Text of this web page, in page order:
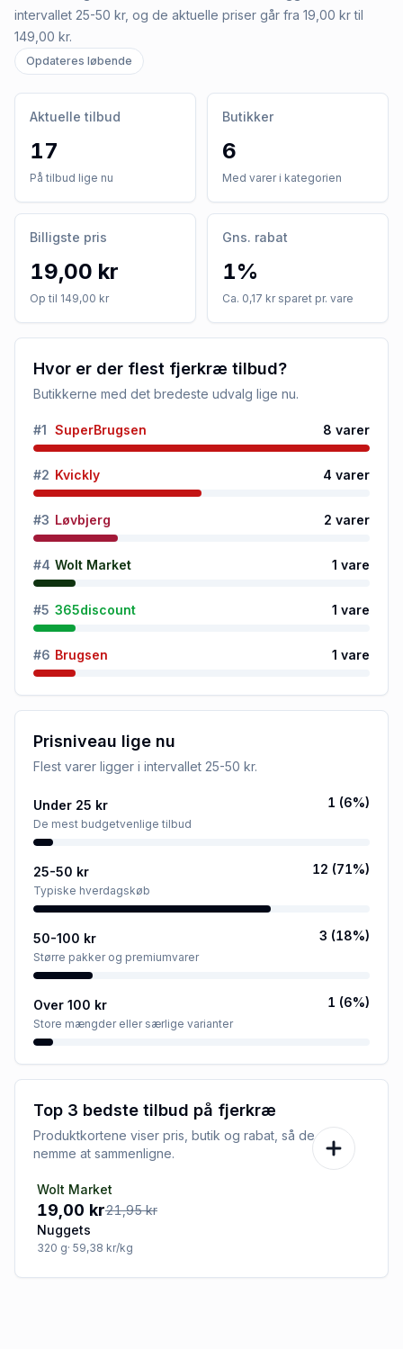
intervallet 25-50 kr, og de aktuelle priser går fra 19,00 kr til
149,00 kr.
Opdateres løbende
Aktuelle tilbud
17
På tilbud lige nu
Butikker
6
Med varer i kategorien
Billigste pris
19,00 kr
Op til 149,00 kr
Gns. rabat
1%
Ca. 0,17 kr sparet pr. vare
Hvor er der flest fjerkræ tilbud?
Butikkerne med det bredeste udvalg lige nu.
#1 SuperBrugsen 8 varer
#2 Kvickly 4 varer
#3 Løvbjerg 2 varer
#4 Wolt Market 1 vare
#5 365discount 1 vare
#6 Brugsen 1 vare
Prisniveau lige nu
Flest varer ligger i intervallet 25-50 kr.
Under 25 kr
De mest budgetvenlige tilbud
1 (6%)
25-50 kr
Typiske hverdagskøb
12 (71%)
50-100 kr
Større pakker og premiumvarer
3 (18%)
Over 100 kr
Store mængder eller særlige varianter
1 (6%)
Top 3 bedste tilbud på fjerkræ
Produktkortene viser pris, butik og rabat, så de er
nemme at sammenligne.
-13%
Wolt Market
19,00 kr21,95 kr
Nuggets
320 g· 59,38 kr/kg